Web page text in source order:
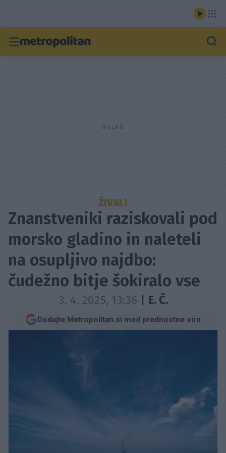
ŽIVALI
Znanstveniki raziskovali pod
morsko gladino in naleteli
na osupljivo najdbo:
čudežno bitje šokiralo vse
3. 4. 2025, 13:36 E. Č.
Dodajte Metropolitan.si med prednostne vire